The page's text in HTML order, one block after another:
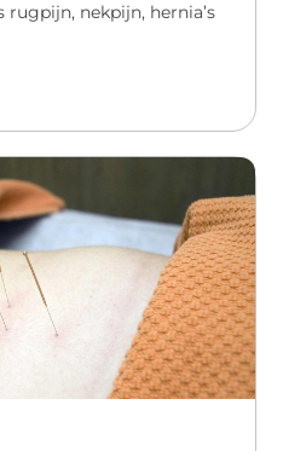
rugpijn, nekpijn, hernia’s